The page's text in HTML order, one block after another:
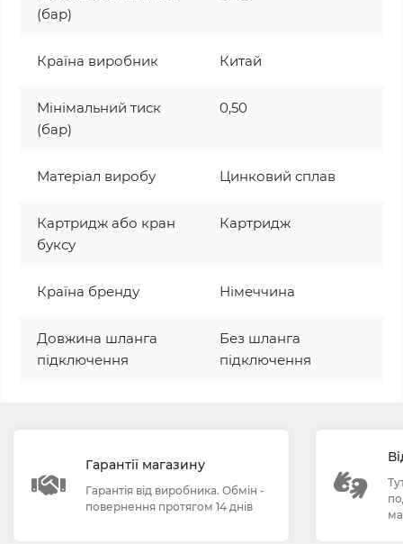
(бар)
Країна виробник Китай
Мінімальний тиск
(бар)
0,50
Матеріал виробу Цинковий сплав
Картридж або кран
буксу
Картридж
Країна бренду Німеччина
Довжина шланга
підключення
Без шланга
підключення
Гарантії магазину
Гарантія від виробника. Обмін -
повернення протягом 14 днів